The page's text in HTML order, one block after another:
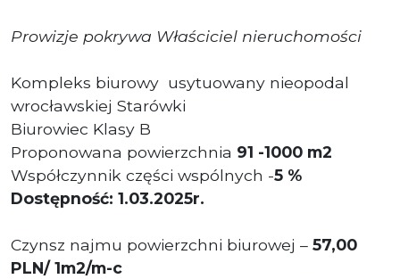
Prowizje pokrywa Właściciel nieruchomości
Kompleks biurowy usytuowany nieopodal
wrocławskiej Starówki
Biurowiec Klasy B
Proponowana powierzchnia 91 -1000 m2
Współczynnik części wspólnych -5 %
Dostępność: 1.03.2025r.
Czynsz najmu powierzchni biurowej – 57,00
PLN/ 1m2/m-c